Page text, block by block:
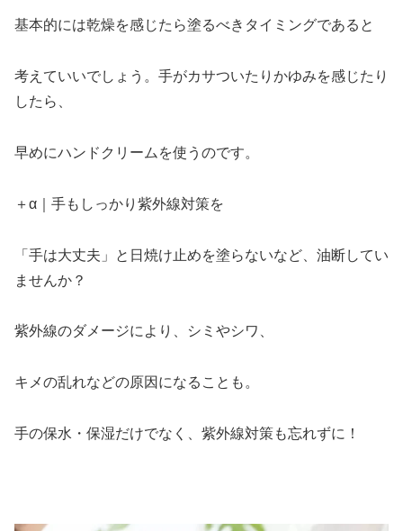
基本的には乾燥を感じたら塗るべきタイミングであると
考えていいでしょう。手がカサついたりかゆみを感じたり
したら、
早めにハンドクリームを使うのです。
＋α｜手もしっかり紫外線対策を
「手は大丈夫」と日焼け止めを塗らないなど、油断してい
ませんか？
紫外線のダメージにより、シミやシワ、
キメの乱れなどの原因になることも。
手の保水・保湿だけでなく、紫外線対策も忘れずに！